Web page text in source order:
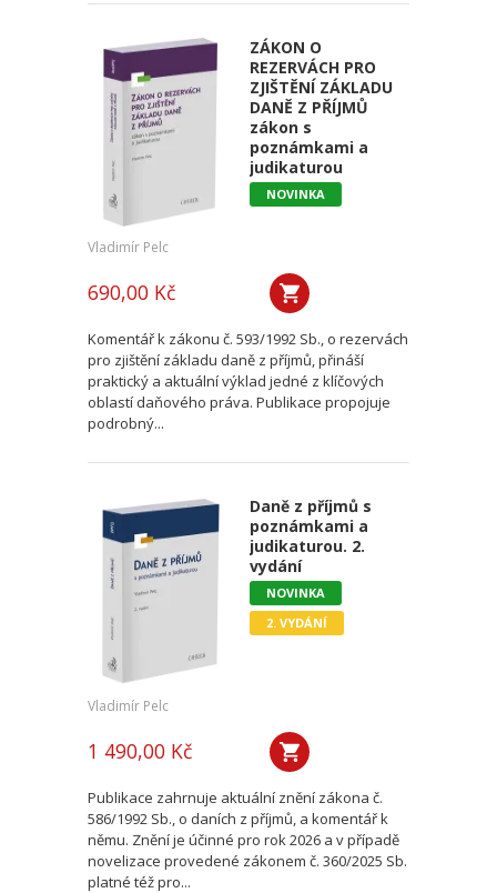
ZÁKON O
REZERVÁCH PRO
ZJIŠTĚNÍ ZÁKLADU
DANĚ Z PŘÍJMŮ
zákon s
poznámkami a
judikaturou
NOVINKA
Vladimír Pelc
690,00 Kč
Komentář k zákonu č. 593/1992 Sb., o rezervách
pro zjištění základu daně z příjmů, přináší
praktický a aktuální výklad jedné z klíčových
oblastí daňového práva. Publikace propojuje
podrobný...
Daně z příjmů s
poznámkami a
judikaturou. 2.
vydání
NOVINKA
2. VYDÁNÍ
Vladimír Pelc
1 490,00 Kč
Publikace zahrnuje aktuální znění zákona č.
586/1992 Sb., o daních z příjmů, a komentář k
němu. Znění je účinné pro rok 2026 a v případě
novelizace provedené zákonem č. 360/2025 Sb.
platné též pro...